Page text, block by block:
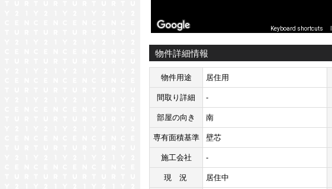
Keyboard shortcuts
物件詳細情報
物件用途 居住用
間取り詳細 -
部屋の向き 南
専有面積基準 壁芯
施工会社 -
現況 居住中